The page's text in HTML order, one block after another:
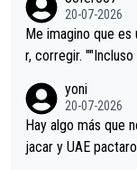
Minguez, Velez etc
tristes sin victorias.
20-07-2026
Me imagino que
r, corregir.
permaneció
a que era capaz
yoni
20-07-2026
Hay algo más que
jacar y UAE